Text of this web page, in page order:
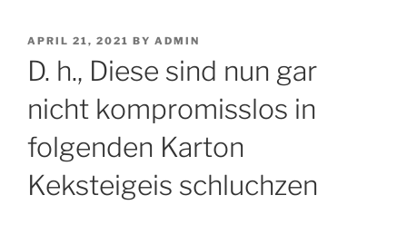
POSTED
APRIL 21, 2021 BY ADMIN
D. h., Diese sind nun gar
nicht kompromisslos in
folgenden Karton
Keksteigeis schluchzen